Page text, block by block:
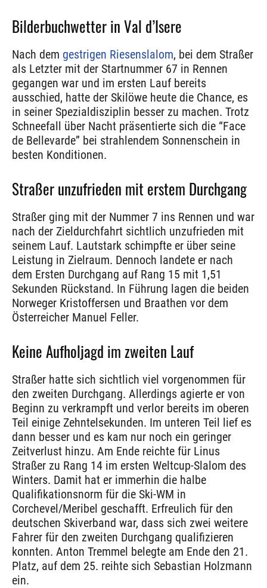
Bilderbuchwetter in Val d’Isere
Nach dem gestrigen Riesenslalom, bei dem Straßer
als Letzter mit der Startnummer 67 in Rennen
gegangen war und im ersten Lauf bereits
ausschied, hatte der Skilöwe heute die Chance, es
in seiner Spezialdisziplin besser zu machen. Trotz
Schneefall über Nacht präsentierte sich die “Face
de Bellevarde” bei strahlendem Sonnenschein in
besten Konditionen.
Straßer unzufrieden mit erstem Durchgang
Straßer ging mit der Nummer 7 ins Rennen und war
nach der Zieldurchfahrt sichtlich unzufrieden mit
seinem Lauf. Lautstark schimpfte er über seine
Leistung in Zielraum. Dennoch landete er nach
dem Ersten Durchgang auf Rang 15 mit 1,51
Sekunden Rückstand. In Führung lagen die beiden
Norweger Kristoffersen und Braathen vor dem
Österreicher Manuel Feller.
Keine Aufholjagd im zweiten Lauf
Straßer hatte sich sichtlich viel vorgenommen für
den zweiten Durchgang. Allerdings agierte er von
Beginn zu verkrampft und verlor bereits im oberen
Teil einige Zehntelsekunden. Im unteren Teil lief es
dann besser und es kam nur noch ein geringer
Zeitverlust hinzu. Am Ende reichte für Linus
Straßer zu Rang 14 im ersten Weltcup-Slalom des
Winters. Damit hat er immerhin die halbe
Qualifikationsnorm für die Ski-WM in
Corchevel/Meribel geschafft. Erfreulich für den
deutschen Skiverband war, dass sich zwei weitere
Fahrer für den zweiten Durchgang qualifizieren
konnten. Anton Tremmel belegte am Ende den 21.
Platz, auf dem 25. reihte sich Sebastian Holzmann
ein.